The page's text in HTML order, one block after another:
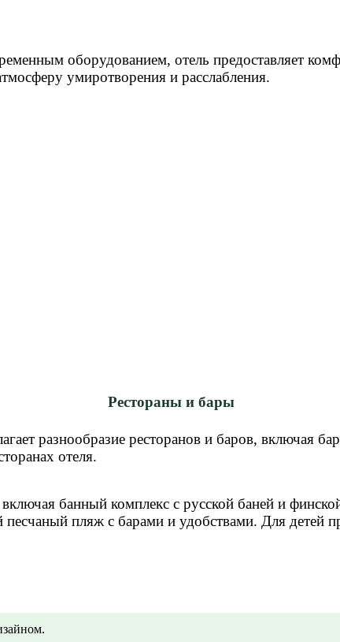
оборудованием, отель предоставляет
умиротворения и расслабления.
Рестораны и бары
разнообразие ресторанов и баров, включая
отеля.
банный комплекс с русской баней и
пляж с барами и удобствами. Для детей